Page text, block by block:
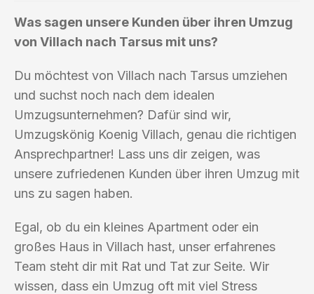
Was sagen unsere Kunden über ihren Umzug
von Villach nach Tarsus mit uns?
Du möchtest von Villach nach Tarsus umziehen
und suchst noch nach dem idealen
Umzugsunternehmen? Dafür sind wir,
Umzugskönig Koenig Villach, genau die richtigen
Ansprechpartner! Lass uns dir zeigen, was
unsere zufriedenen Kunden über ihren Umzug mit
uns zu sagen haben.
Egal, ob du ein kleines Apartment oder ein
großes Haus in Villach hast, unser erfahrenes
Team steht dir mit Rat und Tat zur Seite. Wir
wissen, dass ein Umzug oft mit viel Stress